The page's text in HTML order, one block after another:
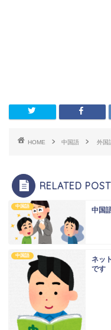
HOME 中国語 外国
RELATED POST
中国語 中国
中国語
ネッ
です